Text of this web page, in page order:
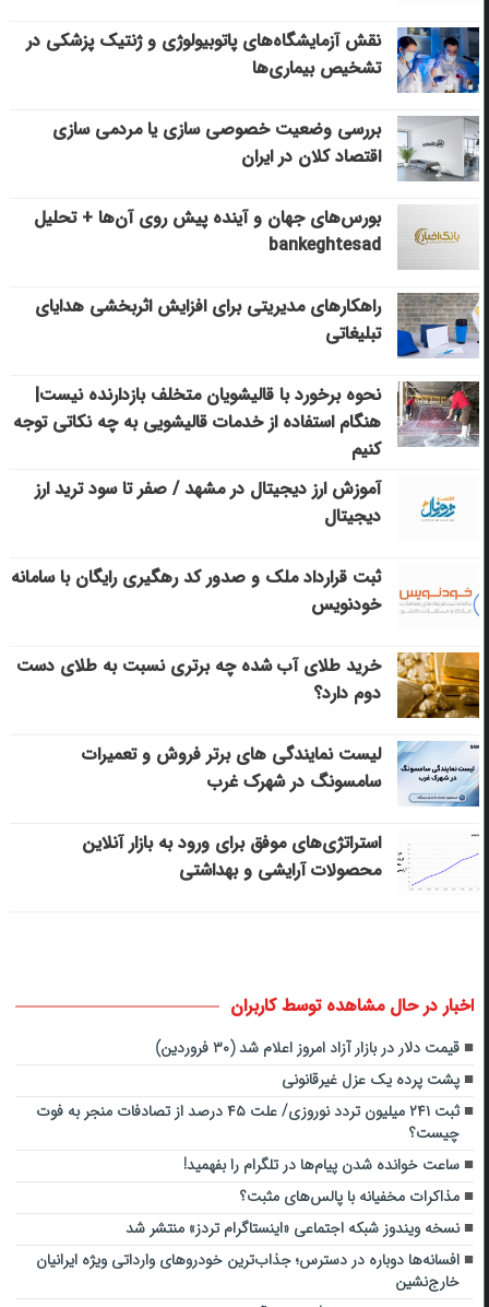
نقش آزمایشگاه‌های پاتوبیولوژی و ژنتیک پزشکی در
تشخیص بیماری‌ها
بررسی وضعیت خصوصی سازی یا مردمی سازی
اقتصاد کلان در ایران
بورس‌های جهان و آینده پیش روی آن‌ها + تحلیل
bankeghtesad
راهکارهای مدیریتی برای افزایش اثربخشی هدایای
تبلیغاتی
نحوه برخورد با قالیشویان متخلف بازدارنده نیست|
هنگام استفاده از خدمات قالیشویی به چه نکاتی توجه
کنیم
آموزش ارز دیجیتال در مشهد / صفر تا سود ترید ارز
دیجیتال
ثبت قرارداد ملک و صدور کد رهگیری رایگان با سامانه
خودنویس
خرید طلای آب شده چه برتری نسبت به طلای دست
دوم دارد؟
لیست نمایندگی های برتر فروش و تعمیرات
سامسونگ در شهرک غرب
استراتژی‌های موفق برای ورود به بازار آنلاین
محصولات آرایشی و بهداشتی
اخبار در حال مشاهده توسط کاربران
قیمت دلار در بازار آزاد امروز اعلام شد (۳۰ فروردین)
پشت پرده یک عزل غیرقانونی
ثبت ۲۴۱ میلیون تردد نوروزی/ علت ۴۵ درصد از تصادفات منجر به فوت
چیست؟
ساعت خوانده شدن پیام‌ها در تلگرام را بفهمید!
مذاکرات مخفیانه با پالس‌های مثبت؟
نسخه ویندوز شبکه اجتماعی «اینستاگرام تردز» منتشر شد
افسانه‌ها دوباره در دسترس؛ جذاب‌ترین خودروهای وارداتی ویژه ایرانیان
خارج‌نشین